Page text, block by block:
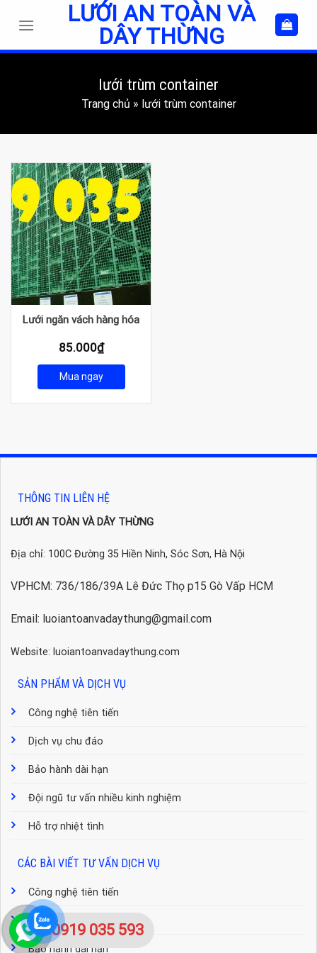
LƯỚI AN TOÀN VÀ
DÂY THỪNG
lưới trùm container
Trang chủ » lưới trùm container
Lưới ngăn vách hàng hóa
85.000₫
Mua ngay
THÔNG TIN LIÊN HỆ
LƯỚI AN TOÀN VÀ DÂY THỪNG
Địa chỉ: 100C Đường 35 Hiền Ninh, Sóc Sơn, Hà Nội
VPHCM: 736/186/39A Lê Đức Thọ p15 Gò Vấp HCM
Email: luoiantoanvadaythung@gmail.com
Website: luoiantoanvadaythung.com
SẢN PHẨM VÀ DỊCH VỤ
Công nghệ tiên tiến
Dịch vụ chu đáo
Bảo hành dài hạn
Đội ngũ tư vấn nhiều kinh nghiệm
Hỗ trợ nhiệt tình
CÁC BÀI VIẾT TƯ VẤN DỊCH VỤ
Công nghệ tiên tiến
Dịch vụ chu đáo
Bảo hành dài hạn
0919 035 593